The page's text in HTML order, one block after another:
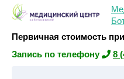
Первичная стоимость
Запись по телефону
8